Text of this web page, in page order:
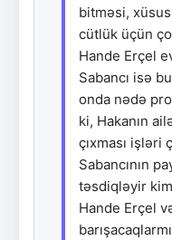
bitməsi,
cütlük üçün
Hande Erçel
Sabancı isə
onda nədə
ki, Hakanın
çıxması işləri
Sabancının
təsdiqləyir
Hande Erçel